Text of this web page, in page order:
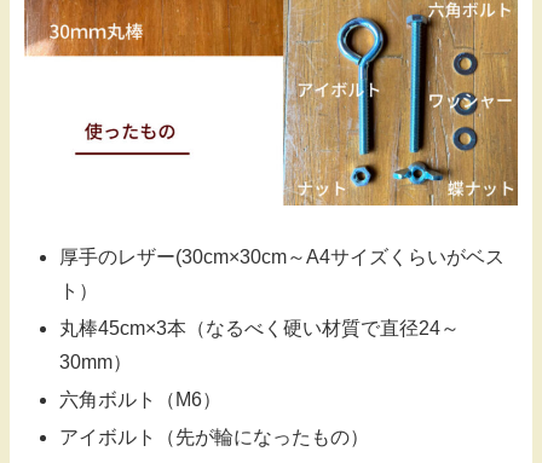
厚手のレザー(30cm×30cm～A4サイズくらいがベス
ト）
丸棒45cm×3本（なるべく硬い材質で直径24～
30mm）
六角ボルト（M6）
アイボルト（先が輪になったもの）